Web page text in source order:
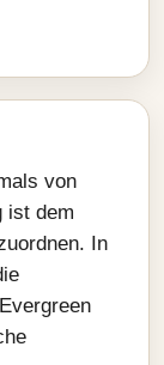
von
ist dem
In